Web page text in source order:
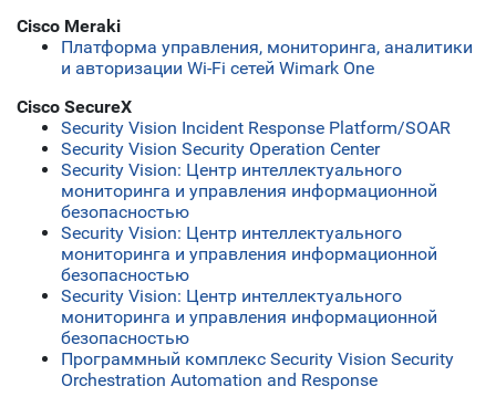
Cisco Meraki
Платформа управления, мониторинга, аналитики
и авторизации Wi-Fi сетей Wimark One
Cisco SecureX
Security Vision Incident Response Platform/SOAR
Security Vision Security Operation Center
Security Vision: Центр интеллектуального
мониторинга и управления информационной
безопасностью
Security Vision: Центр интеллектуального
мониторинга и управления информационной
безопасностью
Security Vision: Центр интеллектуального
мониторинга и управления информационной
безопасностью
Программный комплекс Security Vision Security
Orchestration Automation and Response